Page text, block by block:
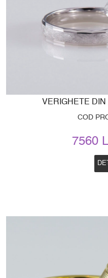
VERIGHETE
COD
7560